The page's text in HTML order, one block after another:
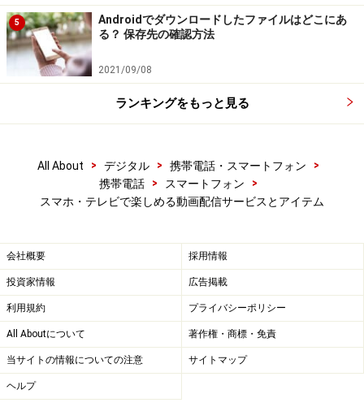
5
Androidでダウンロードしたファイルはどこにあ
る？ 保存先の確認方法
2021/09/08
ランキングをもっと見る
All About > デジタル > 携帯電話・スマートフォン
>
携帯電話
> スマートフォン
>
スマホ・テレビで楽しめる動画配信サービスとアイテム
会社概要 採用情報
投資家情報 広告掲載
利用規約 プライバシーポリシー
All Aboutについて 著作権・商標・免責
当サイトの情報についての注意 サイトマップ
ヘルプ